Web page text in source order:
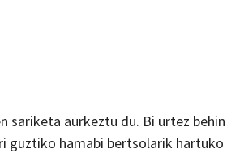
sariketa aurkeztu du. Bi urtez behin
guztiko hamabi bertsolarik hartuko